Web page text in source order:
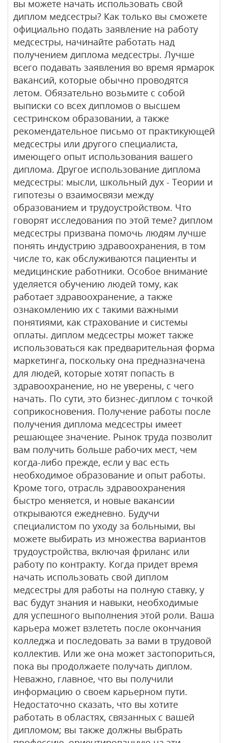
вы можете начать использовать свой
диплом медсестры? Как только вы сможете
официально подать заявление на работу
медсестры, начинайте работать над
получением диплома медсестры. Лучше
всего подавать заявления во время ярмарок
вакансий, которые обычно проводятся
летом. Обязательно возьмите с собой
выписки со всех дипломов о высшем
сестринском образовании, а также
рекомендательное письмо от практикующей
медсестры или другого специалиста,
имеющего опыт использования вашего
диплома. Другое использование диплома
медсестры: мысли, школьный дух - Теории и
гипотезы о взаимосвязи между
образованием и трудоустройством. Что
говорят исследования по этой теме? диплом
медсестры призвана помочь людям лучше
понять индустрию здравоохранения, в том
числе то, как обслуживаются пациенты и
медицинские работники. Особое внимание
уделяется обучению людей тому, как
работает здравоохранение, а также
ознакомлению их с такими важными
понятиями, как страхование и системы
оплаты. диплом медсестры может также
использоваться как предварительная форма
маркетинга, поскольку она предназначена
для людей, которые хотят попасть в
здравоохранение, но не уверены, с чего
начать. По сути, это бизнес-диплом с точкой
соприкосновения. Получение работы после
получения диплома медсестры имеет
решающее значение. Рынок труда позволит
вам получить больше рабочих мест, чем
когда-либо прежде, если у вас есть
необходимое образование и опыт работы.
Кроме того, отрасль здравоохранения
быстро меняется, и новые вакансии
открываются ежедневно. Будучи
специалистом по уходу за больными, вы
можете выбирать из множества вариантов
трудоустройства, включая фриланс или
работу по контракту. Когда придет время
начать использовать свой диплом
медсестры для работы на полную ставку, у
вас будут знания и навыки, необходимые
для успешного выполнения этой роли. Ваша
карьера может взлететь после окончания
колледжа и последовать за вами в трудовой
коллектив. Или же она может застопориться,
пока вы продолжаете получать диплом.
Неважно, главное, что вы получили
информацию о своем карьерном пути.
Недостаточно сказать, что вы хотите
работать в областях, связанных с вашей
дипломом; вы также должны выбрать